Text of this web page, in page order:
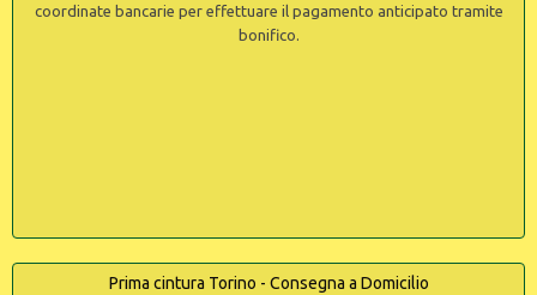
coordinate bancarie per effettuare il pagamento anticipato tramite
bonifico.
Prima cintura Torino - Consegna a Domicilio